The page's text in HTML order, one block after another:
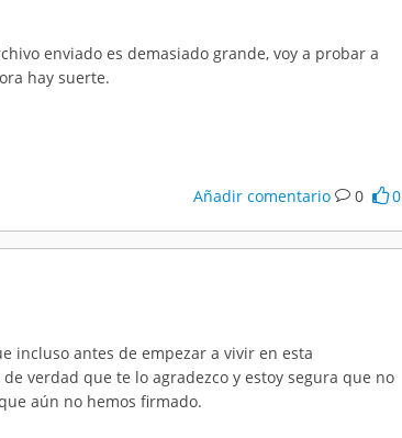
enviado es demasiado grande, voy a probar a
hay suerte.
Añadir comentario 0 0
incluso antes de empezar a vivir en esta
verdad que te lo agradezco y estoy segura que no
aún no hemos firmado.